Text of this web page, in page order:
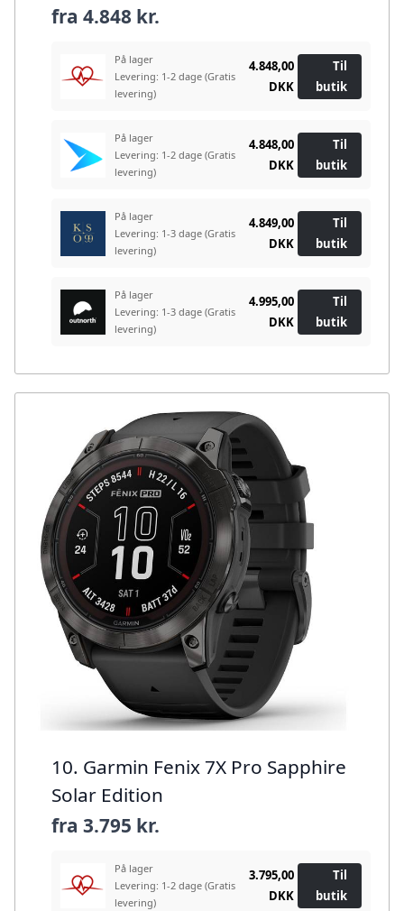
fra 4.848 kr.
På lager
Levering: 1-2 dage (Gratis
levering)
4.848,00
DKK
Til
butik
På lager
Levering: 1-2 dage (Gratis
levering)
4.848,00
DKK
Til
butik
På lager
Levering: 1-3 dage (Gratis
levering)
4.849,00
DKK
Til
butik
På lager
Levering: 1-3 dage (Gratis
levering)
4.995,00
DKK
Til
butik
10. Garmin Fenix 7X Pro Sapphire
Solar Edition
fra 3.795 kr.
På lager
Levering: 1-2 dage (Gratis
levering)
3.795,00
DKK
Til
butik